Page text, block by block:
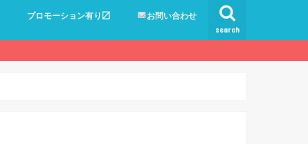
search
プロモーション有り〼 お問い合わせ